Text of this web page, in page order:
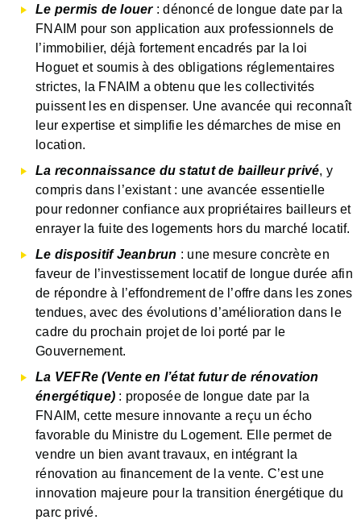
Le permis de louer: dénoncé de longue date par la
FNAIM pour son application aux professionnels de
l’immobilier, déjà fortement encadrés par la loi
Hoguet et soumis à des obligations réglementaires
strictes, la FNAIM a obtenu que les collectivités
puissent les en dispenser. Une avancée qui reconnaît
leur expertise et simplifie les démarches de mise en
location.
La reconnaissance du statut de bailleur privé, y
compris dans l’existant : une avancée essentielle
pour redonner confiance aux propriétaires bailleurs et
enrayer la fuite des logements hors du marché locatif.
Le dispositif Jeanbrun : une mesure concrète en
faveur de l’investissement locatif de longue durée afin
de répondre à l’effondrement de l’offre dans les zones
tendues, avec des évolutions d’amélioration dans le
cadre du prochain projet de loi porté par le
Gouvernement.
La VEFRe (Vente en l’état futur de rénovation
énergétique) : proposée de longue date par la
FNAIM, cette mesure innovante a reçu un écho
favorable du Ministre du Logement. Elle permet de
vendre un bien avant travaux, en intégrant la
rénovation au financement de la vente. C’est une
innovation majeure pour la transition énergétique du
parc privé.